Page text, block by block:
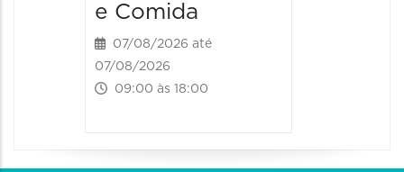
e Comida
07/08/2026 até
07/08/2026
09:00 às 18:00